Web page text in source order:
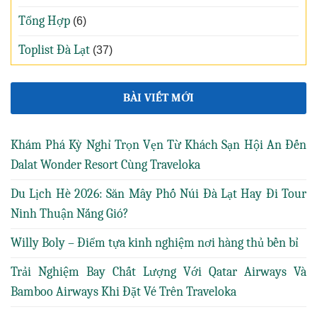
Tổng Hợp (6)
Toplist Đà Lạt (37)
BÀI VIẾT MỚI
Khám Phá Kỳ Nghỉ Trọn Vẹn Từ Khách Sạn Hội An Đến
Dalat Wonder Resort Cùng Traveloka
Du Lịch Hè 2026: Săn Mây Phố Núi Đà Lạt Hay Đi Tour
Ninh Thuận Nắng Gió?
Willy Boly – Điểm tựa kinh nghiệm nơi hàng thủ bền bỉ
Trải Nghiệm Bay Chất Lượng Với Qatar Airways Và
Bamboo Airways Khi Đặt Vé Trên Traveloka